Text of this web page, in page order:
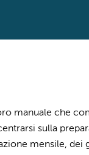
manuale che
sulla
mensile, dei